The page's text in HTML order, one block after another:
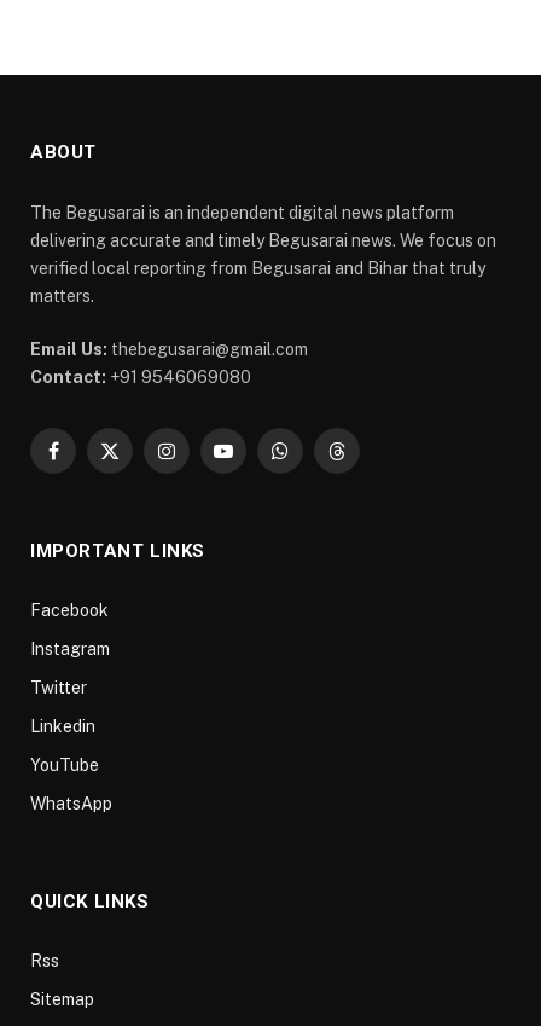
ABOUT
The Begusarai is an independent digital news platform
delivering accurate and timely Begusarai news. We focus on
verified local reporting from Begusarai and Bihar that truly
matters.
Email Us: thebegusarai@gmail.com
Contact: +91 9546069080
Facebook
X
InstagramYouTubeWhatsAppThreads
IMPORTANT LINKS
Facebook
Instagram
Twitter
Linkedin
YouTube
WhatsApp
QUICK LINKS
Rss
Sitemap